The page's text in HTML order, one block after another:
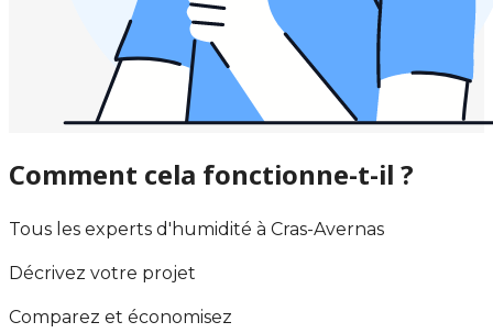
Comment cela fonctionne-t-il ?
Tous les experts d'humidité à Cras-Avernas
Décrivez votre projet
Comparez et économisez